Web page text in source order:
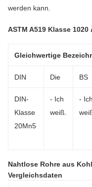
werden kann.
ASTM A519 Klasse
Gleichwertige
DIN Die BS
DIN-
Klasse
20Mn5
- Ich
weiß.
- Ich
Nahtlose Rohre aus
Vergleichsdaten